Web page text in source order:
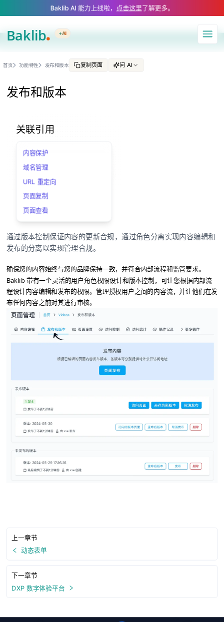
A Markdown version of this page is available at https://
Baklib AI 能力上线啦， 点击这里了解更多。
+AI
导航
首页 功能特性 发布和版本 复制页面 问 AI
发布和版本
通过版本控制保证内容的更新合规，通过角色分离实现内容编辑和
发布的分离以实现管理合规。
确保您的内容始终与您的品牌保持一致，并符合内部流程和监管要求。
Baklib 带有一个灵活的用户角色权限设计和版本控制，可让您根据内部流
程设计内容编辑和发布的权限。管理授权用户之间的内容流，并让他们在发
布任何内容之前对其进行审核。
关联引用
内容保护
域名管理
URL 重定向
页面复制
页面查看
上一章节
动态表单
下一章节
DXP 数字体验平台